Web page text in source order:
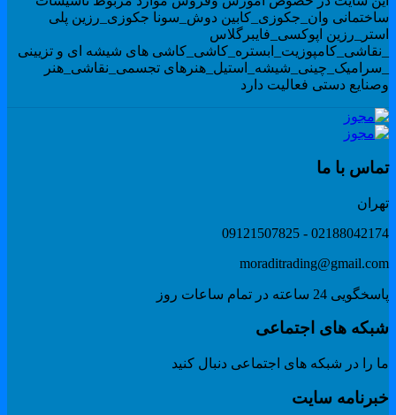
وان_جکوزی_کابین دوش_سونا جکوزی_رزین پلی
اپوکسی_فایبرگلاس
های شیشه ای و تزیینی
تجسمی_نقاشی_هنر
دستی فعالیت دارد
با ما
02188042174 -
24 ساعته در تمام ساعات روز
های اجتماعی
را در شبکه های اجتماعی دنبال کنید
سایت